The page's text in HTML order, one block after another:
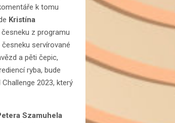
k tomu
Kristína
z programu
servírované
a pěti čepic,
ryba, bude
2023, který
Szamuhela